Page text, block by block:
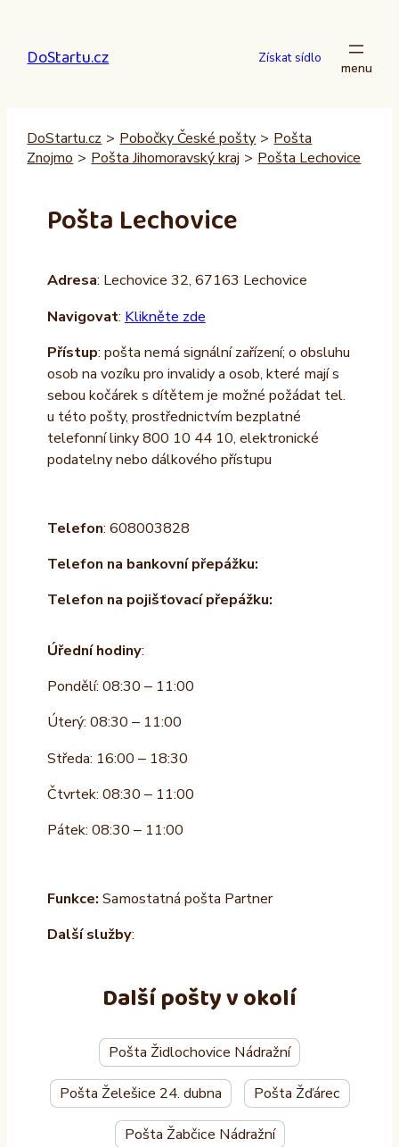
obsah
DoStartu.cz Získat sídlo
DoStartu.cz > Pobočky České pošty > Pošta
Znojmo > Pošta Jihomoravský kraj > Pošta Lechovice
Pošta Lechovice
Adresa: Lechovice 32, 67163 Lechovice
Navigovat: Klikněte zde
Přístup: pošta nemá signální zařízení; o obsluhu
osob na vozíku pro invalidy a osob, které mají s
sebou kočárek s dítětem je možné požádat tel.
u této pošty, prostřednictvím bezplatné
telefonní linky 800 10 44 10, elektronické
podatelny nebo dálkového přístupu
Telefon: 608003828
Telefon na bankovní přepážku:
Telefon na pojišťovací přepážku:
Úřední hodiny:
Pondělí: 08:30 – 11:00
Úterý: 08:30 – 11:00
Středa: 16:00 – 18:30
Čtvrtek: 08:30 – 11:00
Pátek: 08:30 – 11:00
Funkce: Samostatná pošta Partner
Další služby:
Další pošty v okolí
Pošta Židlochovice Nádražní
Pošta Želešice 24. dubna Pošta Žďárec
Pošta Žabčice Nádražní